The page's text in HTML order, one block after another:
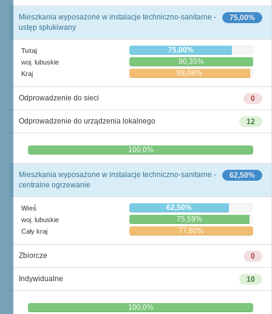
75,00%
Mieszkania wyposażone w instalacje techniczno-sanitarne -
ustęp spłukiwany
Tutaj 75,00%
woj. lubuskie 90,35%
Kraj 88,08%
0
Odprowadzenie do sieci
12
Odprowadzenie do urządzenia lokalnego
0,0% 100,0%
62,50%
Mieszkania wyposażone w instalacje techniczno-sanitarne -
centralne ogrzewanie
Wieś 62,50%
woj. lubuskie 75,59%
Cały kraj 77,80%
0
Zbiorcze
10
Indywidualne
0,0% 100,0%